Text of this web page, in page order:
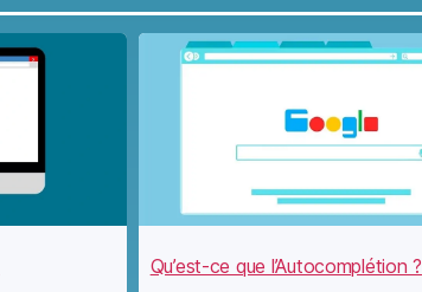
Qu’est-ce que l’Autocomplétion ?